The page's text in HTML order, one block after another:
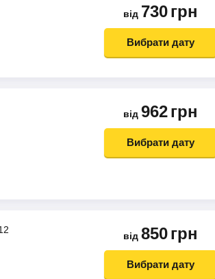
від 730грн
Вибрати дату
від 962грн
Вибрати дату
від 850грн
Вибрати дату